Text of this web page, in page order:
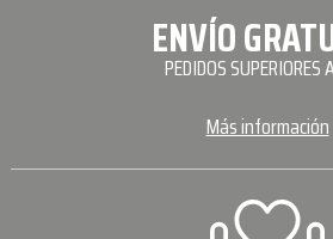
ENVÍO
PEDIDOS SUPERIORES
Más información